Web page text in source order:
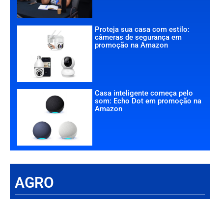
Proteja sua casa com estilo:
câmeras de segurança em
promoção na Amazon
Casa inteligente começa pelo
som: Echo Dot em promoção na
Amazon
AGRO